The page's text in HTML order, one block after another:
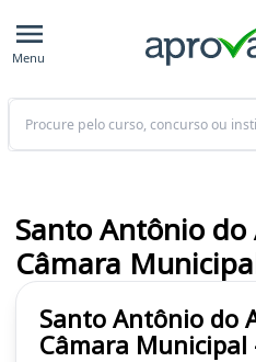
Menu
Buscar
Santo Antônio do
Câmara
Santo Antônio
Câmara